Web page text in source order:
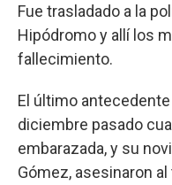
Fue trasladado a la
Hipódromo y allí los
fallecimiento.
El último
diciembre pasado
embarazada, y su
Gómez, asesinaron